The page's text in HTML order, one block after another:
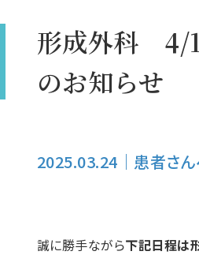
形成外科 4/
のお知らせ
2025.03.24 ｜ 患者さ
誠に勝手ながら下記日程は